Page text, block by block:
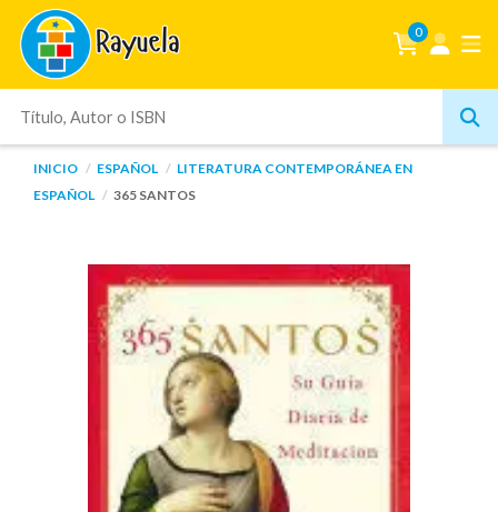
0
INICIO ESPAÑOL
LITERATURA CONTEMPORÁNEA EN
ESPAÑOL
365 SANTOS